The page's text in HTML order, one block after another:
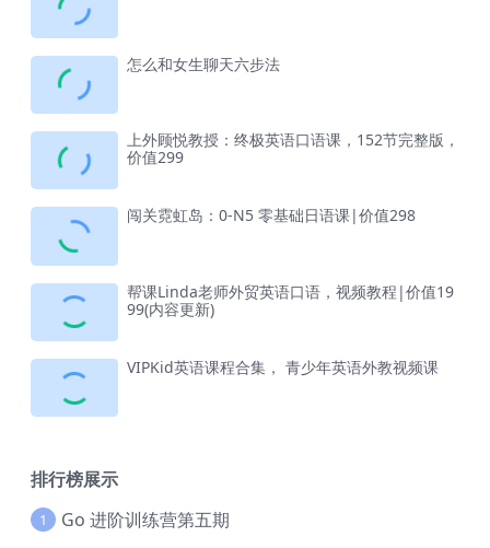
怎么和女生聊天六步法
上外顾悦教授：终极英语口语课，152节完整版，
价值299
闯关霓虹岛：0-N5 零基础日语课|价值298
帮课Linda老师外贸英语口语，视频教程|价值19
99(内容更新)
VIPKid英语课程合集， 青少年英语外教视频课
排行榜展示
1 Go 进阶训练营第五期